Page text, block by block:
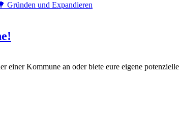
Gründen und Expandieren
einer Kommune an oder biete eure eigene